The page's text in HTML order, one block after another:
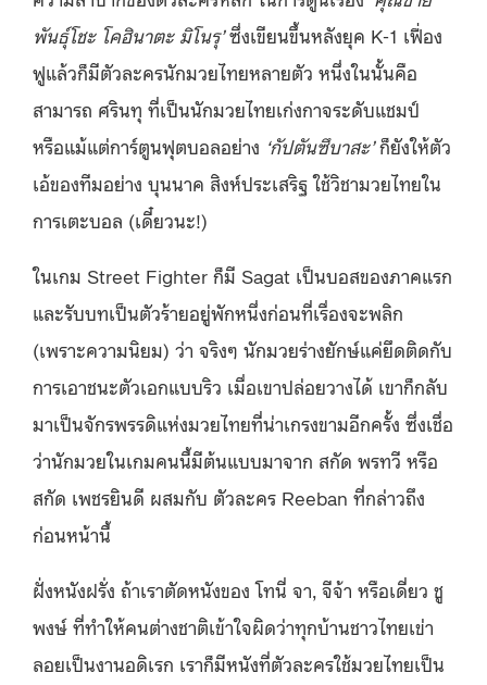
พันธุ์โชะ โคฮินาตะ มิโนรุ’ซึ่งเขียนขึ้นหลังยุค K-1 เฟื่อง
ฟูแล้วก็มีตัวละครนักมวยไทยหลายตัว หนึ่งในนั้นคือ
สามารถ ศรินทุ ที่เป็นนักมวยไทยเก่งกาจระดับแชมป์
หรือแม้แต่การ์ตูนฟุตบอลอย่าง ‘กัปตันซึบาสะ’ก็ยังให้ตัว
เอ้ของทีมอย่าง บุนนาค สิงห์ประเสริฐ ใช้วิชามวยไทยใน
การเตะบอล (เดี๋ยวนะ!)
ในเกม Street Fighter ก็มี Sagat เป็นบอสของภาคแรก
และรับบทเป็นตัวร้ายอยู่พักหนึ่งก่อนที่เรื่องจะพลิก
(เพราะความนิยม) ว่า จริงๆ นักมวยร่างยักษ์แค่ยึดติดกับ
การเอาชนะตัวเอกแบบริว เมื่อเขาปล่อยวางได้ เขาก็กลับ
มาเป็นจักรพรรดิแห่งมวยไทยที่น่าเกรงขามอีกครั้ง ซึ่งเชื่อ
ว่านักมวยในเกมคนนี้มีต้นแบบมาจาก สกัด พรทวี หรือ
สกัด เพชรยินดี ผสมกับ ตัวละคร Reeban ที่กล่าวถึง
ก่อนหน้านี้
ฝั่งหนังฝรั่ง ถ้าเราตัดหนังของ โทนี่ จา, จีจ้า หรือเดี่ยว ชู
พงษ์ ที่ทำให้คนต่างชาติเข้าใจผิดว่าทุกบ้านชาวไทยเข่า
ลอยเป็นงานอดิเรก เราก็มีหนังที่ตัวละครใช้มวยไทยเป็น